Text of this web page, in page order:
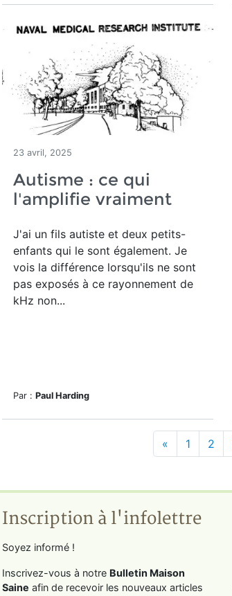
23 avril, 2025
Autisme : ce qui
l'amplifie vraiment
J'ai un fils autiste et deux petits-
enfants qui le sont également. Je
vois la différence lorsqu'ils ne sont
pas exposés à ce rayonnement de
kHz non...
Par : Paul Harding
« 1 2
Inscription à l'infolettre
Soyez informé !
Inscrivez-vous à notre Bulletin Maison
Saine afin de recevoir les nouveaux articles